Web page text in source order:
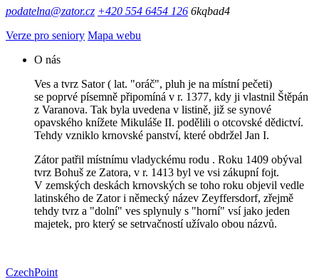
podatelna@zator.cz +420 554 6454 126 6kqbad4
Verze pro seniory Mapa webu
O nás
Ves a tvrz Sator ( lat. "oráč", pluh je na místní pečeti)
se poprvé písemně připomíná v r. 1377, kdy ji vlastnil Štěpán
z Varanova. Tak byla uvedena v listině, již se synové
opavského knížete Mikuláše II. podělili o otcovské dědictví.
Tehdy vzniklo krnovské panství, které obdržel Jan I.
Zátor patřil místnímu vladyckému rodu . Roku 1409 obýval
tvrz Bohuš ze Zatora, v r. 1413 byl ve vsi zákupní fojt.
V zemských deskách krnovských se toho roku objevil vedle
latinského de Zator i německý název Zeyffersdorf, zřejmě
tehdy tvrz a "dolní" ves splynuly s "horní" vsí jako jeden
majetek, pro který se setrvačností užívalo obou názvů.
CzechPoint